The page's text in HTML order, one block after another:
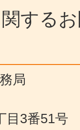
する
局
目3番51号